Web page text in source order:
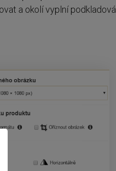
a okolí vyplní podkladová